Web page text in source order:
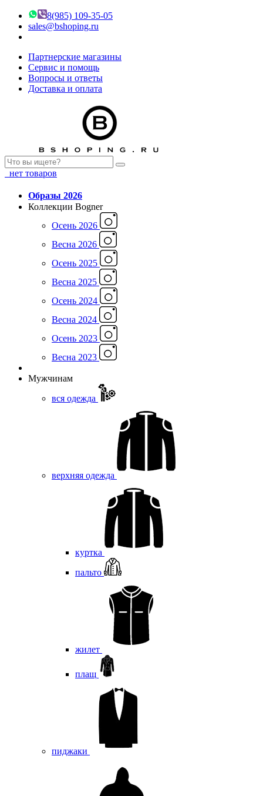
8(985) 109-35-05
sales@bshoping.ru
Партнерские магазины
Сервис и помощь
Вопросы и ответы
Доставка и оплата
нет товаров
Образы 2026
Коллекции Bogner
Осень 2026
Весна 2026
Осень 2025
Весна 2025
Осень 2024
Весна 2024
Осень 2023
Весна 2023
Мужчинам
вся одежда
верхняя одежда
куртка
пальто
жилет
плащ
пиджаки